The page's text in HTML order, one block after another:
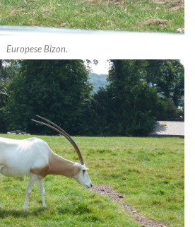
Europese Bizon.